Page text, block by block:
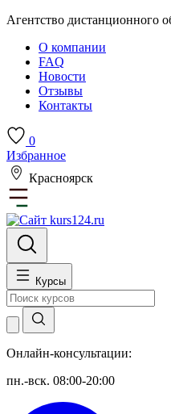
Агентство дистанционного
О компании
FAQ
Новости
Отзывы
Контакты
0
Избранное
Красноярск
Курсы
Онлайн-консультации:
пн.-вск. 08:00-20:00